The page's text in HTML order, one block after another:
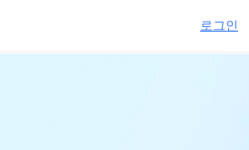
로그인